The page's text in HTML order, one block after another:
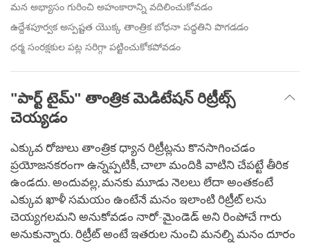
మన అభ్యాసం గురించి అహంకారాన్ని వదిలించుకోవడం
ఉద్దేశపూర్వక అస్పష్టత యొక్క తాంత్రిక బోధనా పద్ధతిని పొగడడం
ధర్మ సంరక్షకుల పట్ల సరిగ్గా పట్టించుకోకపోవడం
"పార్ట్ టైమ్" తాంత్రిక మెడిటేషన్ రిట్రీట్స్
చెయ్యడం
ఎక్కువ రోజులు తాంత్రిక ధ్యాన రిట్రీట్లను కొనసాగించడం
ప్రయోజనకరంగా ఉన్నప్పటికీ, చాలా మందికి వాటిని చేపట్టే తీరిక
ఉండదు. అందువల్ల, మనకు మూడు నెలలు లేదా అంతకంటే
ఎక్కువ ఖాళీ సమయం ఉంటేనే మనం ఇలాంటి రిట్రీట్ లను
చెయ్యగలమని అనుకోవడం నారో-మైండెడ్ అని రింపోచే గారు
అనుకున్నారు. రిట్రీట్ అంటే ఇతరుల నుంచి మనల్ని మనం దూరం